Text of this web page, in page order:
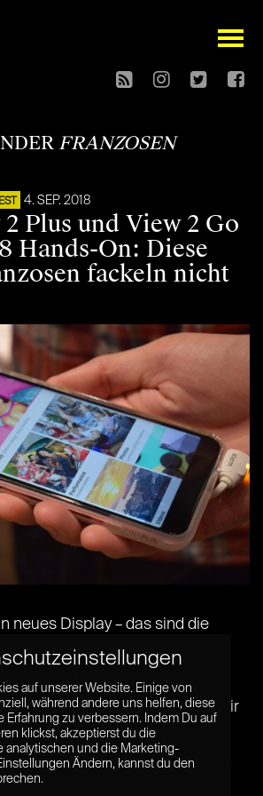
open
FRANZOSEN
4. SEP. 2018
Plus und View 2 Go
Hands-On: Diese
fackeln nicht
neues Display – das sind die
die der französische
Wiko bei seinen neuen
2 Plus und View 2 Go setzt. Wir
auf der IFA 2018 ein
die Lupe nehmen. Wiko View
auf unserer Website. Einige von
während andere uns helfen, diese
Erfahrung zu verbessern. Indem Du auf
klickst, akzeptierst du die
analytischen und die Marketing-
Ändern, kannst du den